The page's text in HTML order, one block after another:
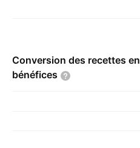
Conversion des recettes en
bénéfices